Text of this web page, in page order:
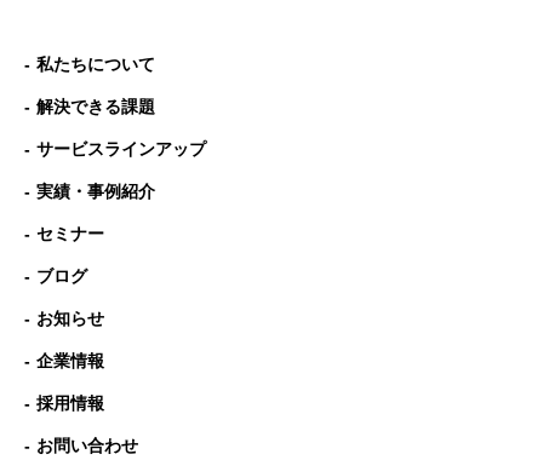
私たちについて
解決できる課題
サービスラインアップ
実績・事例紹介
セミナー
ブログ
お知らせ
企業情報
採用情報
お問い合わせ